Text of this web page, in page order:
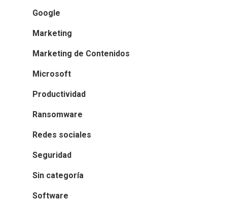
Google
Marketing
Marketing de Contenidos
Microsoft
Productividad
Ransomware
Redes sociales
Seguridad
Sin categoría
Software